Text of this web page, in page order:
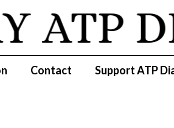
ATP
Contact Support ATP